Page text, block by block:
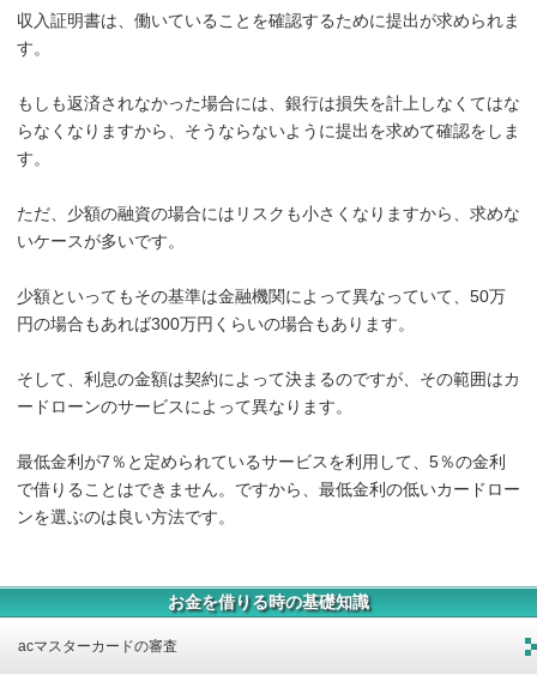
収入証明書は、働いていることを確認するために提出が求められま
す。
もしも返済されなかった場合には、銀行は損失を計上しなくてはな
らなくなりますから、そうならないように提出を求めて確認をしま
す。
ただ、少額の融資の場合にはリスクも小さくなりますから、求めな
いケースが多いです。
少額といってもその基準は金融機関によって異なっていて、50万
円の場合もあれば300万円くらいの場合もあります。
そして、利息の金額は契約によって決まるのですが、その範囲はカ
ードローンのサービスによって異なります。
最低金利が7％と定められているサービスを利用して、5％の金利
で借りることはできません。ですから、最低金利の低いカードロー
ンを選ぶのは良い方法です。
お金を借りる時の基礎知識
acマスターカードの審査